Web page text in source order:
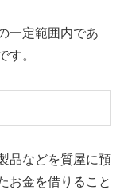
一定範囲内であ
す。
品などを質屋に預
お金を借りること